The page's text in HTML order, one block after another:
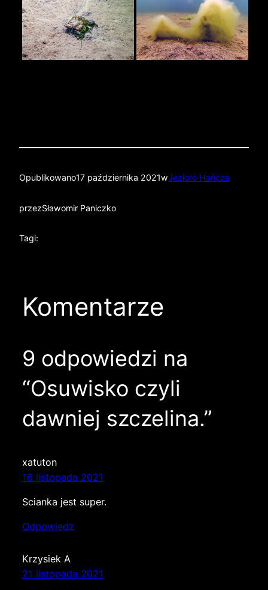
Opublikowano17 października 2021wJezioro Hańcza
przezSławomir Paniczko
Tagi:
Komentarze
9 odpowiedzi na
“Osuwisko czyli
dawniej szczelina.”
xatuton
16 listopada 2021
Scianka jest super.
Odpowiedz
Krzysiek A
21 listopada 2021